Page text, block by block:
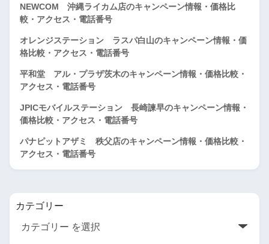
NEWCOM 沖縄ライカム店のキャンペーン情報・価格比
較・アクセス・電話番号
オレンジステーション ラスパ白山のキャンペーン情報・価
格比較・アクセス・電話番号
平和堂 アル・プラザ茨木のキャンペーン情報・価格比較・
アクセス・電話番号
JPICモバイルステーション 長崎諫早のキャンペーン情報・
価格比較・アクセス・電話番号
パナピットアザミ 秩父店のキャンペーン情報・価格比較・
アクセス・電話番号
カテゴリー